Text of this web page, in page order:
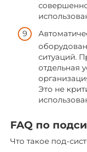
ситуаций.
отдельная
Это не
FAQ по
Что такое под-